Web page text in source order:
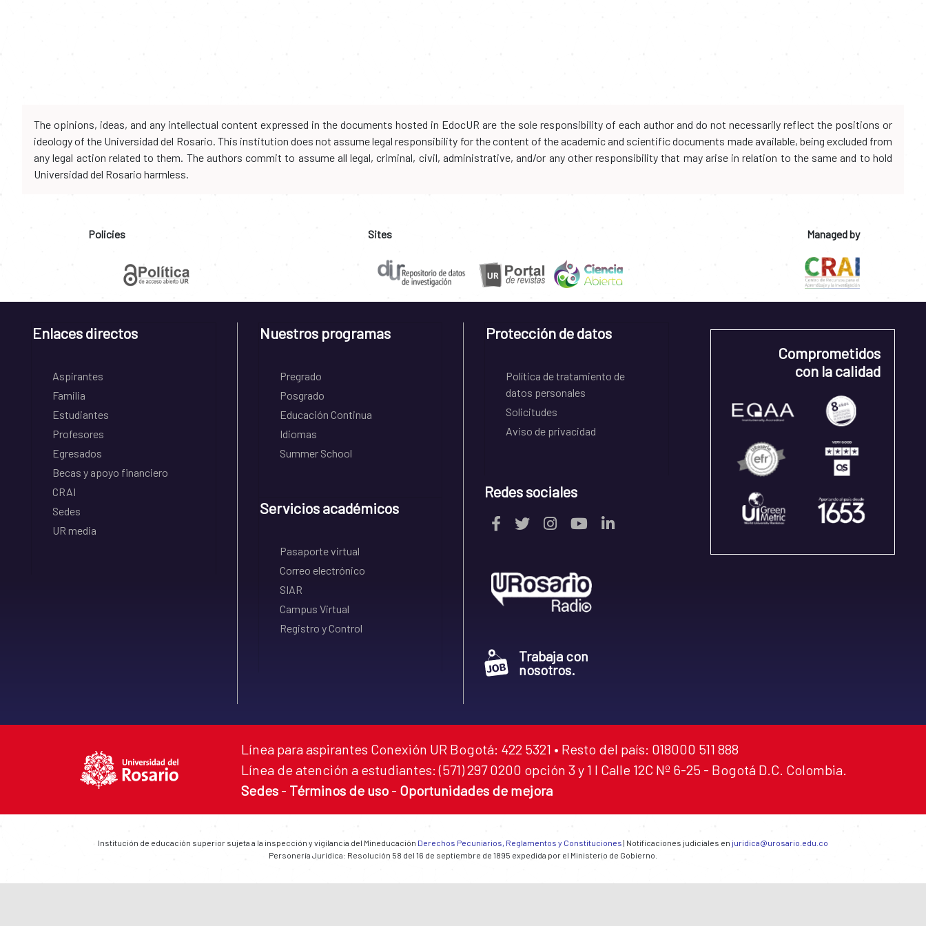
The opinions, ideas, and any intellectual content expressed in the documents hosted in EdocUR are the sole responsibility of each author and do not necessarily reflect the positions or
ideology of the Universidad del Rosario. This institution does not assume legal responsibility for the content of the academic and scientific documents made available, being excluded from
any legal action related to them. The authors commit to assume all legal, criminal, civil, administrative, and/or any other responsibility that may arise in relation to the same and to hold
Universidad del Rosario harmless.
Policies Sites Managed by
Enlaces directos
Aspirantes
Familia
Estudiantes
Profesores
Egresados
Becas y apoyo financiero
CRAI
Sedes
UR media
Nuestros programas
Pregrado
Posgrado
Educación Continua
Idiomas
Summer School
Servicios académicos
Pasaporte virtual
Correo electrónico
SIAR
Campus Virtual
Registro y Control
Protección de datos
Política de tratamiento de
datos personales
Solicitudes
Aviso de privacidad
Redes sociales
Trabaja con
nosotros.
Comprometidos
con la calidad
Línea para aspirantes Conexión UR Bogotá: 422 5321 • Resto del país: 018000 511 888
Línea de atención a estudiantes: (571) 297 0200 opción 3 y 1 I Calle 12C Nº 6-25 - Bogotá D.C. Colombia.
Sedes - Términos de uso - Oportunidades de mejora
Institución de educación superior sujeta a la inspección y vigilancia del Mineducación Derechos Pecuniarios, Reglamentos y Constituciones | Notificaciones judiciales en juridica@urosario.edu.co
Personería Jurídica: Resolución 58 del 16 de septiembre de 1895 expedida por el Ministerio de Gobierno.